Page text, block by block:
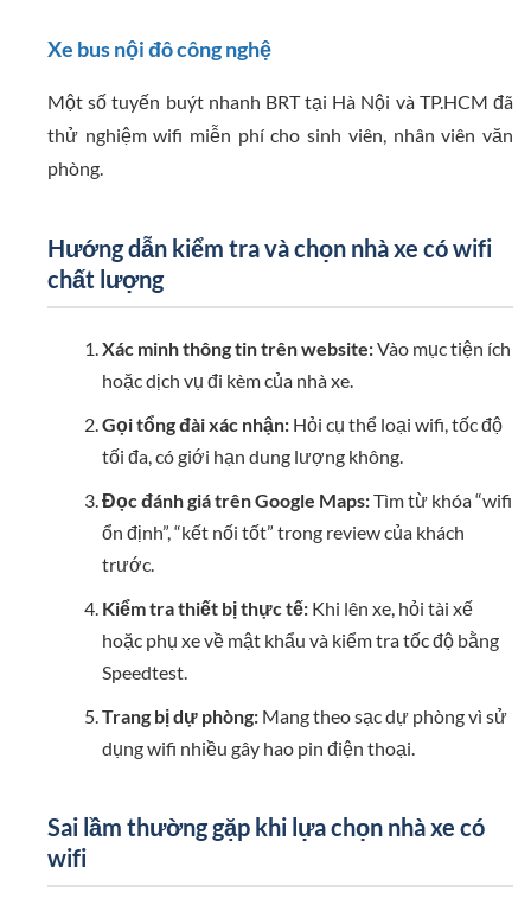
Xe bus nội đô công nghệ
Một số tuyến buýt nhanh BRT tại Hà Nội và TP.HCM đã
thử nghiệm wifi miễn phí cho sinh viên, nhân viên văn
phòng.
Hướng dẫn kiểm tra và chọn nhà xe có wifi
chất lượng
Xác minh thông tin trên website:Vào mục tiện ích
hoặc dịch vụ đi kèm của nhà xe.
Gọi tổng đài xác nhận:Hỏi cụ thể loại wifi, tốc độ
tối đa, có giới hạn dung lượng không.
Đọc đánh giá trên Google Maps:Tìm từ khóa “wifi
ổn định”, “kết nối tốt” trong review của khách
trước.
Kiểm tra thiết bị thực tế:Khi lên xe, hỏi tài xế
hoặc phụ xe về mật khẩu và kiểm tra tốc độ bằng
Speedtest.
Trang bị dự phòng:Mang theo sạc dự phòng vì sử
dụng wifi nhiều gây hao pin điện thoại.
Sai lầm thường gặp khi lựa chọn nhà xe có
wifi